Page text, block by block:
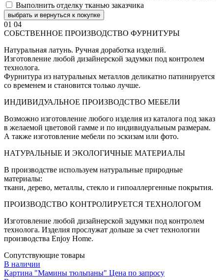
Выполнить отделку тканью заказчика
выбрать и вернуться к покупке
01 04
СОБСТВЕННОЕ ПРОИЗВОДСТВО ФУРНИТУРЫ
Натуральная латунь. Ручная доработка изделий.
Изготовление любой дизайнерской задумки под контролем
технолога.
Фурнитура из натуральных металлов деликатно патинируется
со временем и становится только лучше.
ИНДИВИДУАЛЬНОЕ ПРОИЗВОДСТВО МЕБЕЛИ
Возможно изготовление любого изделия из каталога под заказ
в желаемой цветовой гамме и по индивидуальным размерам.
А также изготовление мебели по эскизам или фото.
НАТУРАЛЬНЫЕ И ЭКОЛОГИЧНЫЕ МАТЕРИАЛЫ
В производстве используем натуральные природные
материалы:
ткани, дерево, металлы, стекло и гипоаллергенные покрытия.
ПРОИЗВОДСТВО КОНТРОЛИРУЕТСЯ ТЕХНОЛОГОМ
Изготовление любой дизайнерской задумки под контролем
технолога. Изделия прослужат дольше за счет технологии
производства Enjoy Home.
Сопутствующие товары
В наличии
Картина "Мамины тюльпаны" Цена по запросу